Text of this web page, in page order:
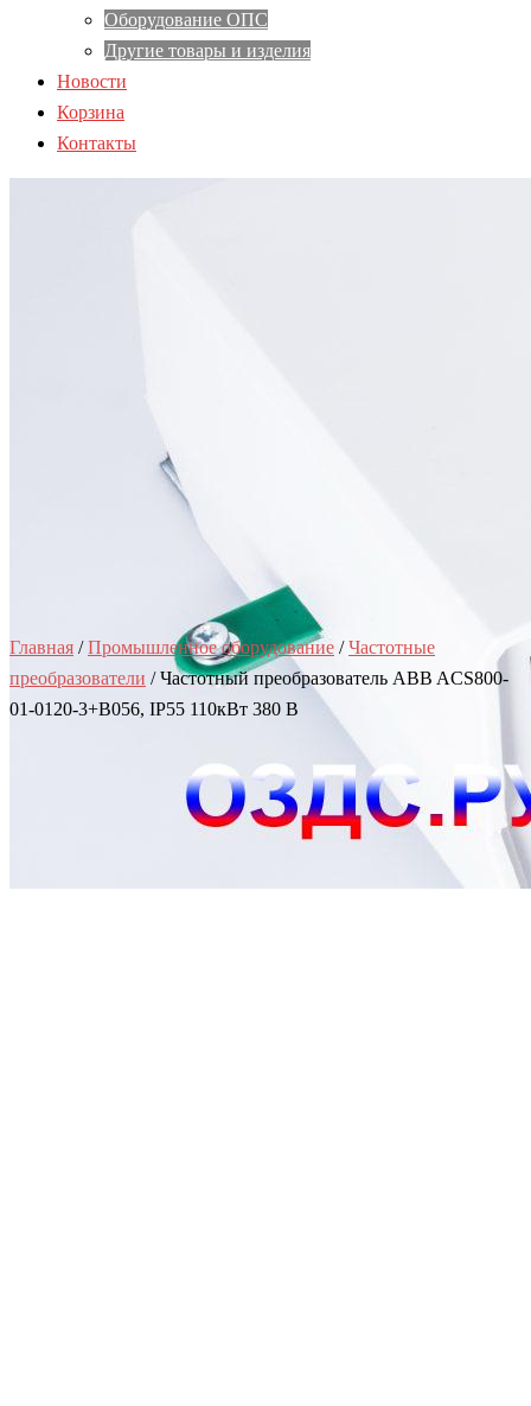
Оборудование ОПС
Другие товары и изделия
Новости
Корзина
Контакты
Главная /Промышленное оборудование /Частотные
преобразователи / Частотный преобразователь ABB ACS800-
01-0120-3+B056, IP55 110кВт 380 В